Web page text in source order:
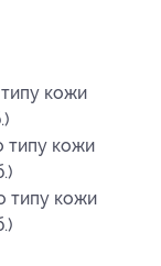
кожи
типу кожи
типу кожи